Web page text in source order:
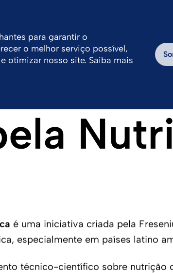
Sustentabilidade Notícias &
é uma iniciativa criada pela
especialmente em países latino
técnico-científico sobre nutrição
para garantir o
o melhor serviço possível,
otimizar nosso site. Saiba mais